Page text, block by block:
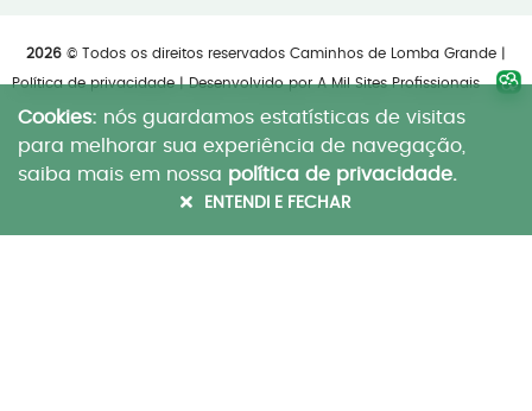
2026 © Todos os direitos reservados Caminhos de Lomba Grande |
Política de privacidade| Desenvolvido porA Mil Sites Profissionais
Cookies: nós guardamos estatísticas de visitas
para melhorar sua experiência de navegação,
saiba mais em nossa política de privacidade.
ENTENDI E FECHAR